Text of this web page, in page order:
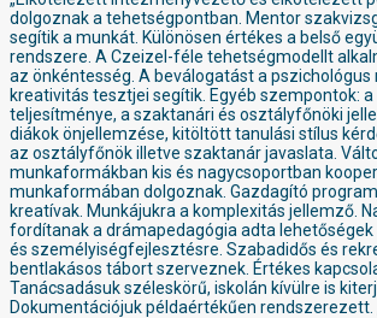
dolgoznak a tehetségpontban. Mentor
segítik a munkát. Különösen értékes a belső
rendszere. A Czeizel-féle tehetségmodellt
az önkéntesség. A beválogatást a pszichológus
kreativitás tesztjei segítik. Egyéb szempontok: a
teljesítménye, a szaktanári és osztályfőnöki
diákok önjellemzése, kitöltött tanulási stílus
az osztályfőnök illetve szaktanár javaslata.
munkaformákban kis és nagycsoportban
munkaformában dolgoznak. Gazdagító
kreatívak. Munkájukra a komplexitás jellemző.
fordítanak a drámapedagógia adta
és személyiségfejlesztésre. Szabadidős és
bentlakásos tábort szerveznek. Értékes
Tanácsadásuk széleskörű, iskolán kívülre is
Dokumentációjuk példaértékűen rendszerezett.